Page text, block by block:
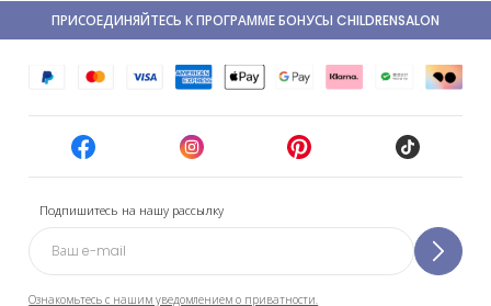
Подпишитесь на нашу рассылку
Ознакомьтесь с нашим уведомлением о приватности.
ПРИСОЕДИНЯЙТЕСЬ К ПРОГРАММЕ БОНУСЫ CHILDRENSALON